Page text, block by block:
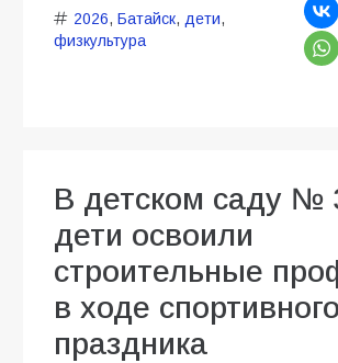
2026, Батайск, дети,
физкультура
В детском саду №
дети освоили
строительные
в ходе спортивного
праздника